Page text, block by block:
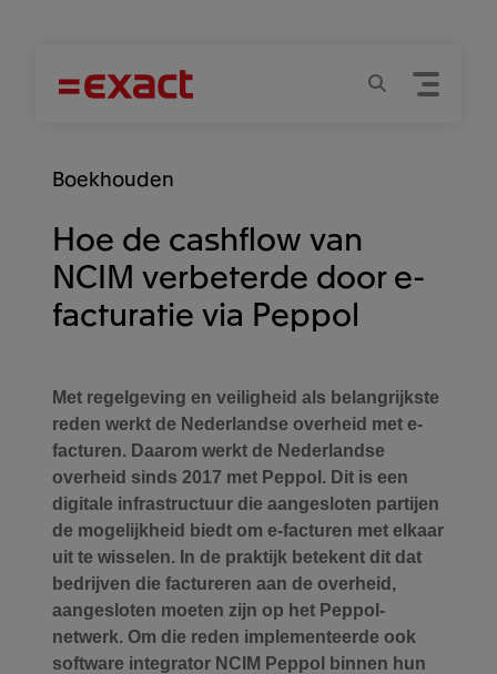
Menu
Zoeken
Boekhouden
Hoe de cashflow van
NCIM verbeterde door e-
facturatie via Peppol
Met regelgeving en veiligheid als belangrijkste
reden werkt de Nederlandse overheid met e-
facturen. Daarom werkt de Nederlandse
overheid sinds 2017 met Peppol. Dit is een
digitale infrastructuur die aangesloten partijen
de mogelijkheid biedt om e-facturen met elkaar
uit te wisselen. In de praktijk betekent dit dat
bedrijven die factureren aan de overheid,
aangesloten moeten zijn op het Peppol-
netwerk. Om die reden implementeerde ook
software integrator NCIM Peppol binnen hun